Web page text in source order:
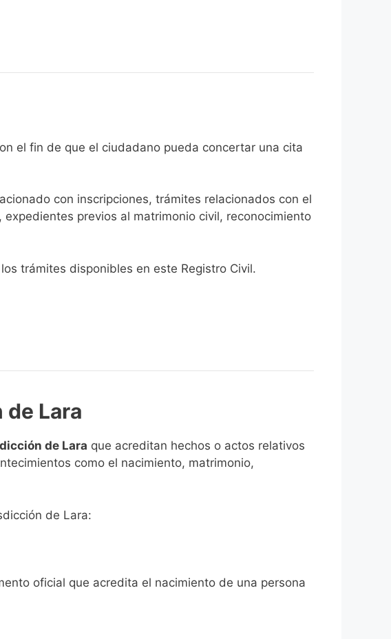
el fin de que el ciudadano pueda concertar una cita
con inscripciones, trámites relacionados con el
previos al matrimonio civil, reconocimiento
trámites disponibles en este Registro Civil.​
Lara
de Lara que acreditan hechos o actos relativos
como el nacimiento, matrimonio,
de Lara:
oficial que acredita el nacimiento de una persona